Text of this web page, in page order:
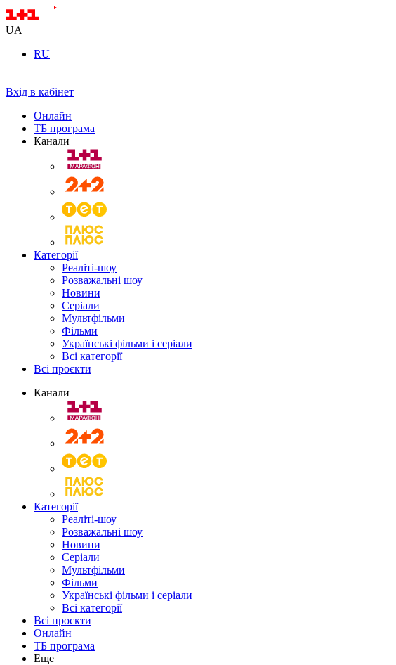
UA
RU
Вхід в кабінет
Онлайн
ТБ програма
Канали
Категорії
Реаліті-шоу
Розважальні шоу
Новини
Серіали
Мультфільми
Фільми
Українські фільми і серіали
Всі категорії
Всі проєкти
Канали
Категорії
Реаліті-шоу
Розважальні шоу
Новини
Серіали
Мультфільми
Фільми
Українські фільми і серіали
Всі категорії
Всі проєкти
Онлайн
ТБ програма
Еще